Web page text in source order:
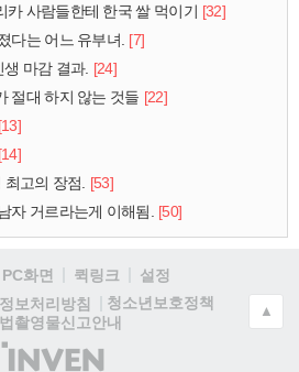
카 사람들한테 한국 쌀 먹이기 [32]
다는 어느 유부녀. [7]
마감 결과. [24]
절대 하지 않는 것들 [22]
[13]
[14]
고의 장점.
[53]
자 거르라는게 이해됨. [50]
PC화면 퀵링크
설정
보처리방침
청소년보호정책
촬영물신고안내
(주)
▲